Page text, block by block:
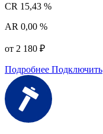
CR 15,43 %
AR 0,00 %
от 2 180 ₽
Подробнее Подключить